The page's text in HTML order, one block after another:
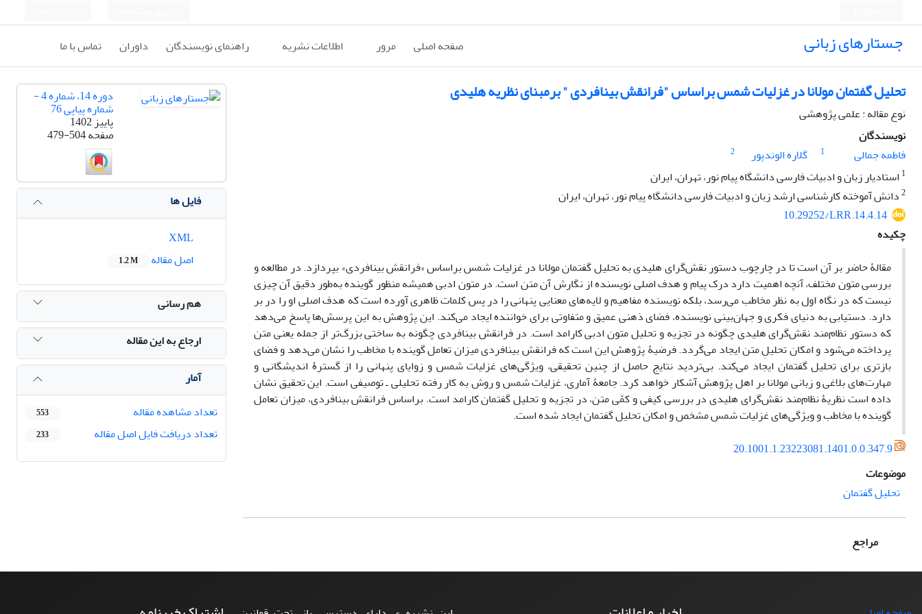
جستارهای زبانی صفحه اصلی مرور اطلاعات نشریه راهنمای نویسندگان داوران تماس با ما
تحلیل گفتمان مولانا در غزلیات شمس براساس "فرانقش بینافردی " برمبنای نظریه هلیدی
نوع مقاله : علمی پژوهشی
نویسندگان
فاطمه جمالی
1 گلاره الوندپور
2
1 استادیار زبان و ادبیات فارسی دانشگاه پیام نور، تهران، ایران
2دانش آموخته کارشناسی ارشد زبان و ادبیات فارسی دانشگاه پیام نور، تهران، ایران
10.29252/LRR.14.4.14
چکیده
مقالۀ حاضر بر آن است تا در چارچوب دستور نقش‌گرای هلیدی به تحلیل گفتمان مولانا در غزلیات شمس براساس«فرانقش بینافردی»بپردازد. در مطالعه و
بررسی متون مختلف، آنچه اهمیت دارد درک پیام و هدف اصلی نویسنده از نگارش آن متن است. در متون ادبی همیشه منظور گوینده به‌طور دقیق آن چیزی
نیست که در نگاه اول به نظر مخاطب می‌رسد، بلکه نویسنده مفاهیم و لایه‌های معنایی پنهانی را در پس کلمات ظاهری آورده است که هدف اصلی او را در بر
دارد. دستیابی به دنیای فکری و جهان‌بینی نویسنده، فضای ذهنی عمیق و متفاوتی برای خواننده ایجاد می‌کند. این پژوهش به این پرسش‌ها پاسخ می‌دهد
که دستور نظام‌مند نقش‌گرای هلیدی چگونه در تجزیه و تحلیل متون ادبی کارامد است. در فرانقش بینافردی چگونه به ساختی بزرگ‌تر از جمله یعنی متن
پرداخته می‌شود و امکان تحلیلِ متن ایجاد می‌گردد. فرضیۀ پژوهش این است که فرانقش بینافردی میزان تعامل گوینده با مخاطب را نشان می‌دهد و فضای
بازتری برای تحلیل گفتمان ایجاد می‌کند. بی‌تردید نتایج حاصل از چنین تحقیقی، ویژگی‌های غزلیات شمس و زوایای پنهانی را از گسترۀ اندیشگانی و
مهارت‌های بلاغی و زبانی مولانا بر اهل پژوهش آشکار خواهد کرد. جامعۀ آماری، غزلیات شمس و روش به کار رفته تحلیلی ـ توصیفی است. این تحقیق نشان
داده است نظریۀ نظام‌مند نقش‌گرای هلیدی در بررسی کیفی و کمّی متن، در تجزیه و تحلیل گفتمان کارامد است. براساس فرانقش بینافردی، میزان تعامل
گوینده با مخاطب و ویژگی‌های غزلیات شمس مشخص و امکان تحلیل گفتمان ایجاد شده است.
20.1001.1.23223081.1401.0.0.347.9
موضوعات
تحلیل گفتمان
مراجع
دوره 14، شماره 4 -
شماره پیاپی 76
پاییز 1402
صفحه479-504
فایل ها
اصل مقاله
1.2 M
هم رسانی
ارجاع به این مقاله
آمار
تعداد مشاهده مقاله
553
تعداد دریافت فایل اصل مقاله 233